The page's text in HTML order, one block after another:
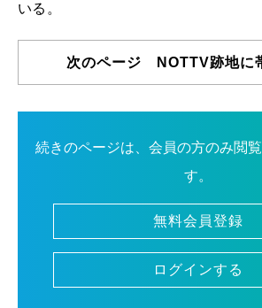
いる。
次のページ NOTTV跡地に
続きのページは、会員の方のみ閲
す。
無料会員登録
ログインする